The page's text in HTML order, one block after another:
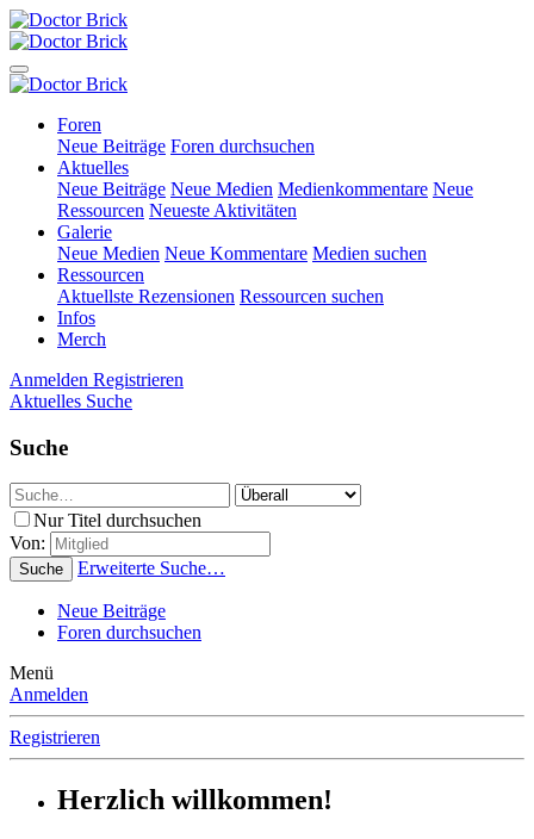
Foren
Neue Beiträge Foren durchsuchen
Aktuelles
Neue Beiträge Neue Medien Medienkommentare Neue
Ressourcen Neueste Aktivitäten
Galerie
Neue Medien Neue Kommentare Medien suchen
Ressourcen
Aktuellste Rezensionen Ressourcen suchen
Infos
Merch
Anmelden Registrieren
Aktuelles Suche
Suche
Nur Titel durchsuchen
Von:
Suche Erweiterte Suche…
Neue Beiträge
Foren durchsuchen
Menü
Anmelden
Registrieren
Herzlich willkommen!